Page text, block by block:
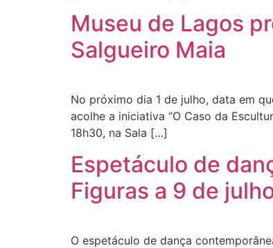
Museu de Lagos
Salgueiro Maia
No próximo dia 1 de julho, data em
acolhe a iniciativa “O Caso da
18h30, na Sala […]
Espetáculo de
Figuras a 9 de
O espetáculo de dança